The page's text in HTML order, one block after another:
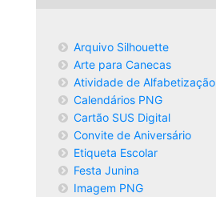
Arquivo Silhouette
Arte para Canecas
Atividade de Alfabetização
Calendários PNG
Cartão SUS Digital
Convite de Aniversário
Etiqueta Escolar
Festa Junina
Imagem PNG